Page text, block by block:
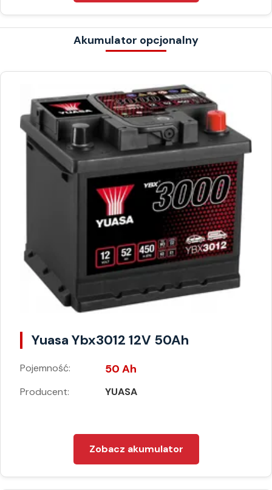
Akumulator opcjonalny
Yuasa Ybx3012 12V 50Ah
Pojemność: 50 Ah
Producent: YUASA
Zobacz akumulator